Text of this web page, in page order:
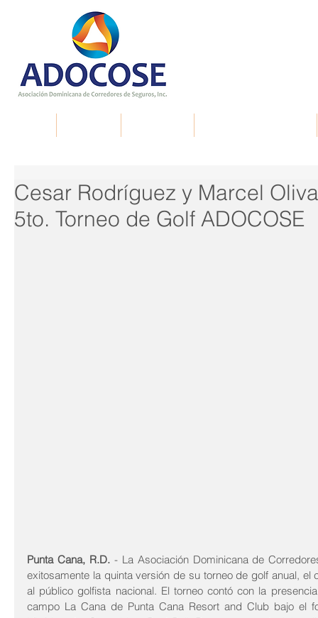
Cesar Rodríguez y Marcel
5to. Torneo de Golf ADOCOSE
Punta Cana, R.D. - La Asociación Dominicana de
exitosamente la quinta versión de su torneo de golf anual, el
al público golfista nacional. El torneo contó con la
campo La Cana de Punta Cana Resort and Club bajo el